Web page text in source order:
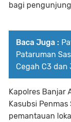
bagi
Baca Juga :
Pataruman
Cegah C3
Kapolres Banjar
Kasubsi
pemantauan